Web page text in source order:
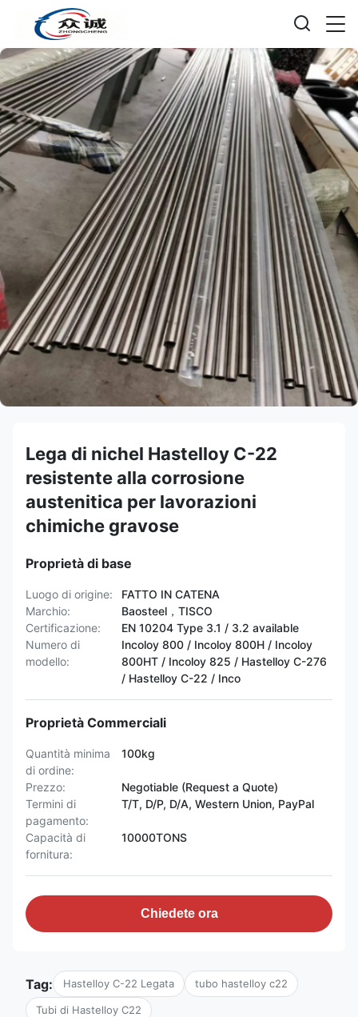
Lega di nichel Hastelloy C-22
resistente alla corrosione
austenitica per lavorazioni
chimiche gravose
Proprietà di base
Luogo di origine:
FATTO IN CATENA
Marchio:
Baosteel，TISCO
Certificazione:
EN 10204 Type 3.1 / 3.2 available
Numero di
modello:
Incoloy 800 / Incoloy 800H / Incoloy
800HT / ​​Incoloy 825 / Hastelloy C-276
/ Hastelloy C-22 / Inco
Proprietà Commerciali
Quantità minima
di ordine:
100kg
Prezzo:
Negotiable (Request a Quote)
Termini di
pagamento:
T/T, D/P, D/A, Western Union, PayPal
Capacità di
fornitura:
10000TONS
Chiedete ora
Tag: Hastelloy C-22 Legata tubo hastelloy c22
Tubi di Hastelloy C22